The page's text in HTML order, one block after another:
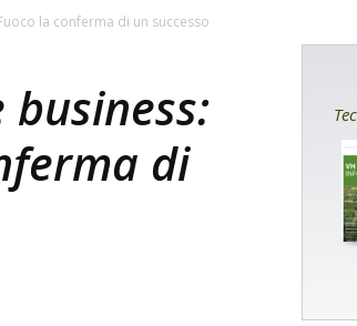
la conferma di un successo
di